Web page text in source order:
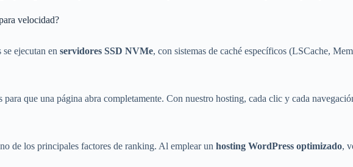
velocidad?
ejecutan en servidores SSD NVMe, con sistemas de caché específicos (LSCache,
para que una página abra completamente. Con nuestro hosting, cada clic y cada
de los principales factores de ranking. Al emplear un hosting WordPress optimizado,